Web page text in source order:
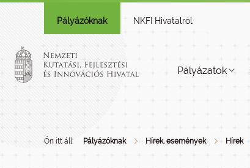
Pályázóknak NKFI Hivatalról
Pályázatok
Ön itt áll: Pályázóknak Hírek, események Hírek